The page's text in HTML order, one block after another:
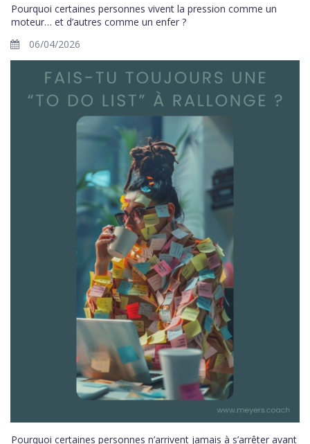
Pourquoi certaines personnes vivent la pression comme un
moteur… et d’autres comme un enfer ?
06/04/2026
Pourquoi certaines personnes n’arrivent jamais à s’arrêter avant